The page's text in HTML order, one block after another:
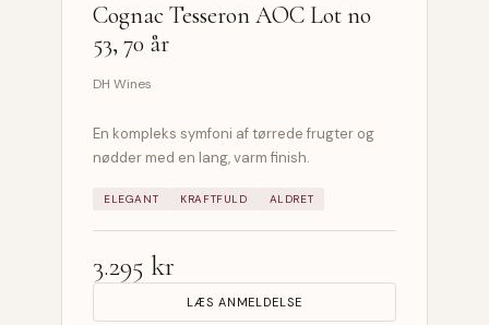
Cognac Tesseron AOC Lot no
53, 70 år
DH Wines
En kompleks symfoni af tørrede frugter og
nødder med en lang, varm finish.
ELEGANT KRAFTFULD ALDRET
3.295 kr
LÆS ANMELDELSE